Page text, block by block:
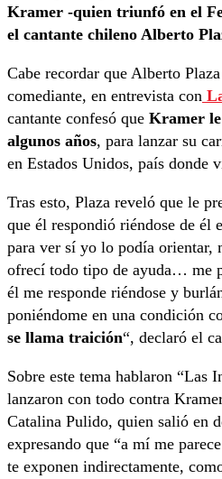
Kramer -quien triunfó en el
el cantante chileno Alberto
Cabe recordar que Alberto
comediante, en entrevista con
cantante confesó que Kramer
algunos años, para lanzar su
en Estados Unidos, país donde
Tras esto, Plaza reveló que le
que él respondió riéndose de él
para ver sí yo lo podía orientar,
ofrecí todo tipo de ayuda… me
él me responde riéndose y
poniéndome en una condición
se llama traición“, declaró el
Sobre este tema hablaron “Las
lanzaron con todo contra
Catalina Pulido, quien salió en
expresando que “a mí me
te exponen indirectamente,